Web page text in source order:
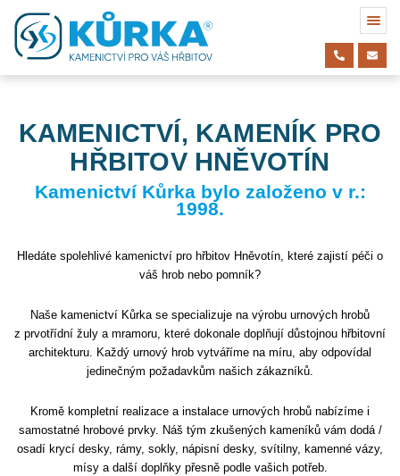
KAMENICTVÍ, KAMENÍK PRO
HŘBITOV HNĚVOTÍN
Kamenictví Kůrka bylo založeno v r.:
1998.
Hledáte spolehlivé kamenictví pro hřbitov Hněvotín, které zajistí péči o
váš hrob nebo pomník?
Naše kamenictví Kůrka se specializuje na výrobu urnových hrobů
z prvotřídní žuly a mramoru, které dokonale doplňují důstojnou hřbitovní
architekturu. Každý urnový hrob vytváříme na míru, aby odpovídal
jedinečným požadavkům našich zákazníků.
Kromě kompletní realizace a instalace urnových hrobů nabízíme i
samostatné hrobové prvky. Náš tým zkušených kameníků vám dodá /
osadí krycí desky, rámy, sokly, nápisní desky, svítilny, kamenné vázy,
mísy a další doplňky přesně podle vašich potřeb.